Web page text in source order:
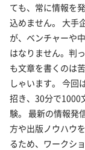
ても、常に情報を
込めません。 大手
が、ベンチャーや
はなりません。判
も文章を書くのは
しゃいます。 今回
招き、30分で1000
験。 最新の情報発
方や出版ノウハウ
るため、ワークシ